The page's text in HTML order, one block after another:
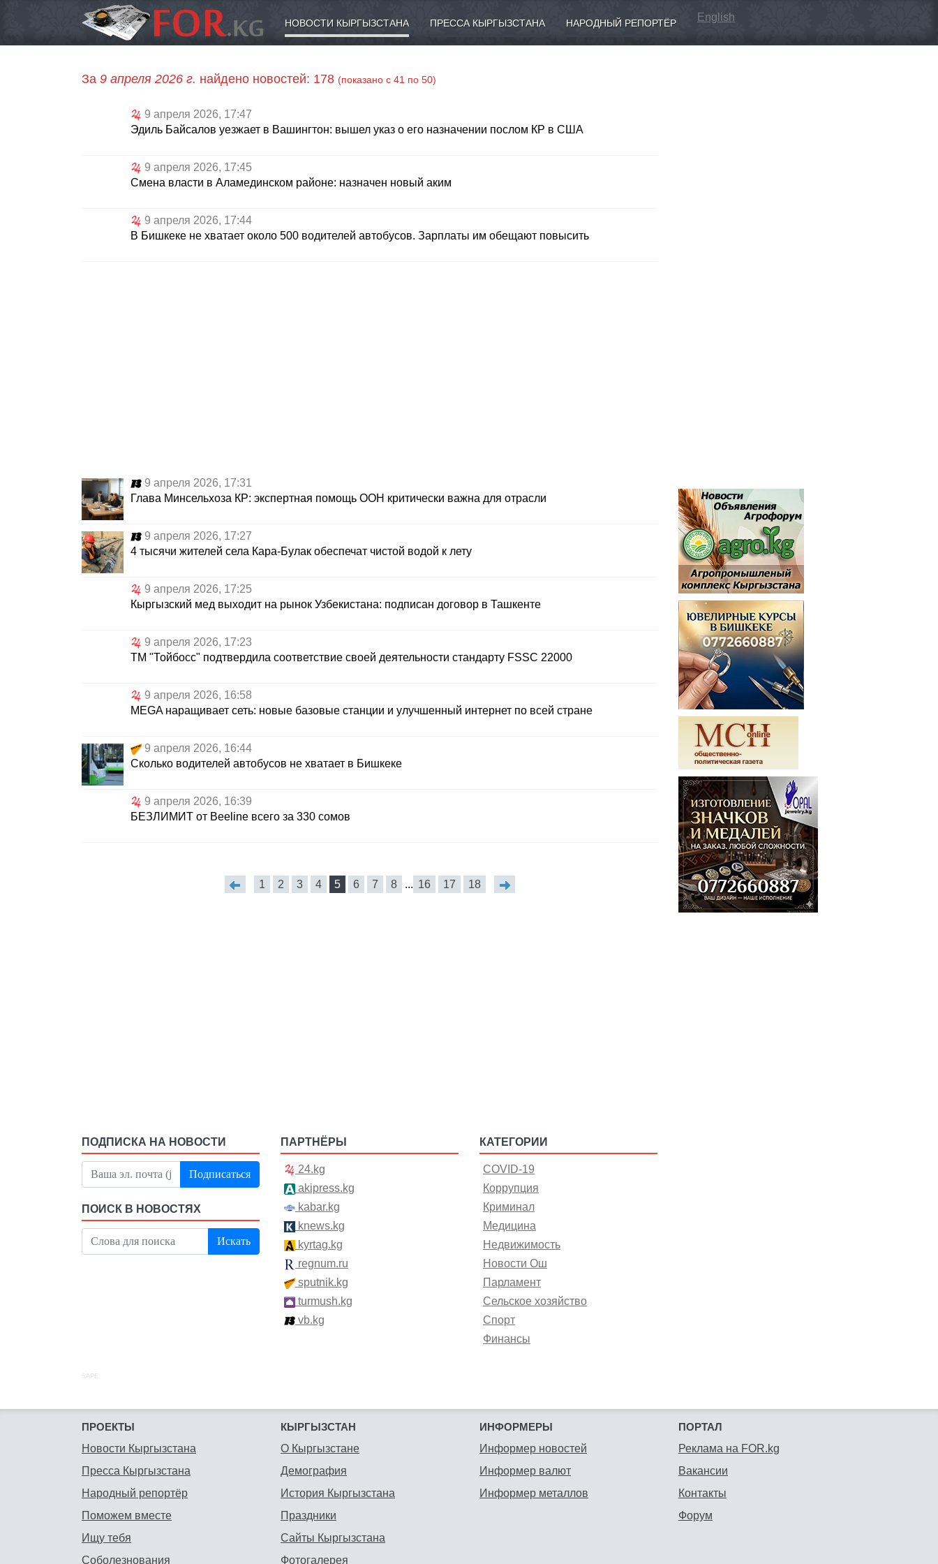
НОВОСТИ КЫРГЫЗСТАНА ПРЕССА КЫРГЫЗСТАНА НАРОДНЫЙ РЕПОРТЁР English
За 9 апреля 2026 г. найдено новостей: 178 (показано с 41 по 50)
9 апреля 2026, 17:47
Эдиль Байсалов уезжает в Вашингтон: вышел указ о его назначении послом КР в США
9 апреля 2026, 17:45
Смена власти в Аламединском районе: назначен новый аким
9 апреля 2026, 17:44
В Бишкеке не хватает около 500 водителей автобусов. Зарплаты им обещают повысить
9 апреля 2026, 17:31
Глава Минсельхоза КР: экспертная помощь ООН критически важна для отрасли
9 апреля 2026, 17:27
4 тысячи жителей села Кара-Булак обеспечат чистой водой к лету
9 апреля 2026, 17:25
Кыргызский мед выходит на рынок Узбекистана: подписан договор в Ташкенте
9 апреля 2026, 17:23
ТМ "Тойбосс" подтвердила соответствие своей деятельности стандарту FSSC 22000
9 апреля 2026, 16:58
MEGA наращивает сеть: новые базовые станции и улучшенный интернет по всей стране
9 апреля 2026, 16:44
Сколько водителей автобусов не хватает в Бишкеке
9 апреля 2026, 16:39
БЕЗЛИМИТ от Beeline всего за 330 сомов
1 2 3 4 5 6 7 8 ... 16 17 18
ПОДПИСКА НА НОВОСТИ
Подписаться
ПОИСК В НОВОСТЯХ
Искать
ПАРТНЁРЫ
24.kg
akipress.kg
kabar.kg
knews.kg
kyrtag.kg
regnum.ru
sputnik.kg
turmush.kg
vb.kg
КАТЕГОРИИ
COVID-19
Коррупция
Криминал
Медицина
Недвижимость
Новости Ош
Парламент
Сельское хозяйство
Спорт
Финансы
SAPE:
ПРОЕКТЫ
Новости Кыргызстана
Пресса Кыргызстана
Народный репортёр
Поможем вместе
Ищу тебя
Соболезнования
КЫРГЫЗСТАН
О Кыргызстане
Демография
История Кыргызстана
Праздники
Сайты Кыргызстана
Фотогалерея
ИНФОРМЕРЫ
Информер новостей
Информер валют
Информер металлов
ПОРТАЛ
Реклама на FOR.kg
Вакансии
Контакты
Форум